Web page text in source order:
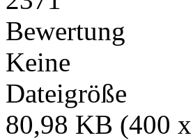
Bewertung
Keine
Dateigröße
80,98 KB (400